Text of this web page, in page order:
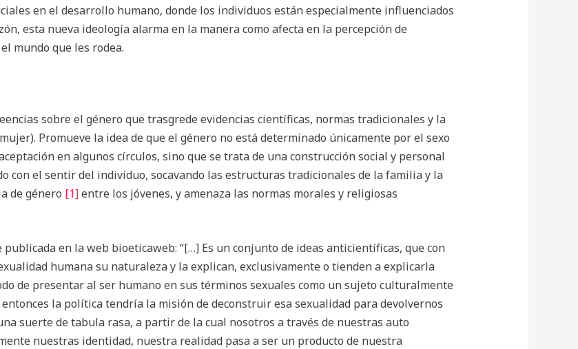
en el desarrollo humano, donde los individuos están especialmente influenciados
esta nueva ideología alarma en la manera como afecta en la percepción de
mundo que les rodea.
sobre el género que trasgrede evidencias científicas, normas tradicionales y la
Promueve la idea de que el género no está determinado únicamente por el sexo
en algunos círculos, sino que se trata de una construcción social y personal
con el sentir del individuo, socavando las estructuras tradicionales de la familia y la
de género [1]entre los jóvenes, y amenaza las normas morales y religiosas
en la web bioeticaweb: “[…] Es un conjunto de ideas anticientíficas, que con
humana su naturaleza y la explican, exclusivamente o tienden a explicarla
de presentar al ser humano en sus términos sexuales como un sujeto culturalmente
la política tendría la misión de deconstruir esa sexualidad para devolvernos
suerte de tabula rasa, a partir de la cual nosotros a través de nuestras auto
nuestras identidad, nuestra realidad pasa a ser un producto de nuestra